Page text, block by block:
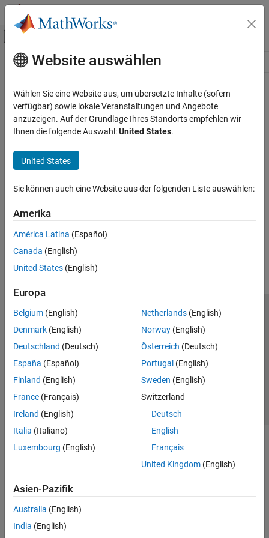
Weiter zum Inhalt
Umschaltung für Off-Canvas-
Ressource
Hauptinhalt
Website auswählen
Wählen Sie eine Website aus, um übersetzte Inhalte (sofern
verfügbar) sowie lokale Veranstaltungen und Angebote
anzuzeigen. Auf der Grundlage Ihres Standorts empfehlen wir
Ihnen die folgende Auswahl:United States.
United States
Sie können auch eine Website aus der folgenden Liste auswählen:
Amerika
América Latina (Español)
Canada (English)
United States (English)
Europa
Belgium (English)
Denmark (English)
Deutschland (Deutsch)
España (Español)
Finland (English)
France (Français)
Ireland (English)
Italia (Italiano)
Luxembourg (English)
Netherlands(English)
Norway(English)
Österreich (Deutsch)
Portugal (English)
Sweden (English)
Switzerland
Deutsch
English
Français
United Kingdom(English)
Asien-Pazifik
Australia (English)
India (English)
Trust Center
Datenschutz-Richtlinien
Datendiebstahl verhindern
Status von Anwendungen
© 1994-2026 The MathWorks, Inc.
Website auswählen
Deutschland